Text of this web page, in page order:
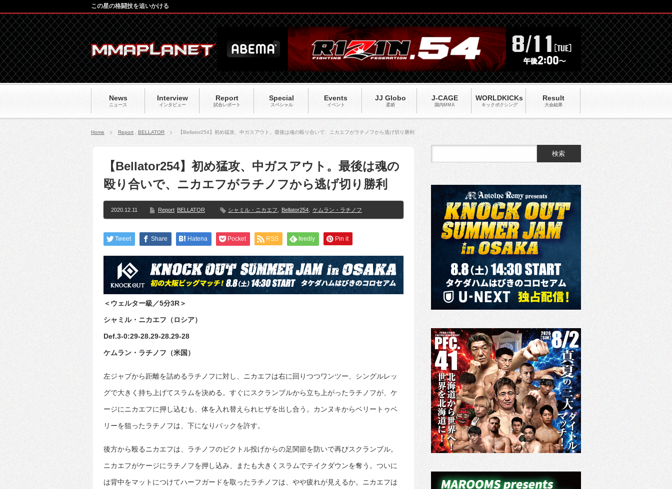
News
ニュース
Interview
インタビュー
Report
試合レポート
Special
スペシャル
Events
イベント
JJ Globo
柔術
J-CAGE
国内MMA
WORLDKICKs
キックポクシング
Result
大会結果
この星の格闘技を追いかける
Home Report BELLATOR 【Bellator254】初め猛攻、中ガスアウト。最後は魂の殴り合いで、ニカエフがラチノフから逃げ切り勝利
【Bellator254】初め猛攻、中ガスアウト。最後は魂の
殴り合いで、ニカエフがラチノフから逃げ切り勝利
2020.12.11 Report BELLATOR シャミル・ニカエフ Bellator254 ケムラン・ラチノフ
Tweet Share Hatena Pocket RSS feedly Pin it
＜ウェルター級／5分3R＞
シャミル・ニカエフ（ロシア）
Def.3-0:29-28.29-28.29-28
ケムラン・ラチノフ（米国）
左ジャブから距離を詰めるラチノフに対し、ニカエフは右に回りつつワンツー、シングルレッ
グで大きく持ち上げてスラムを決める。すぐにスクランブルから立ち上がったラチノフが、ケ
ージにニカエフに押し込むも、体を入れ替えられヒザを出し合う。カンヌキからベリートゥベ
リーを狙ったラチノフは、下になりバックを許す。
後方から殴るニカエフは、ラチノフのビクトル投げからの足関節を防いで再びスクランブル。
ニカエフがケージにラチノフを押し込み、またも大きくスラムでテイクダウンを奪う。ついに
は背中をマットにつけてハーフガードを取ったラチノフは、やや疲れが見えるか。ニカエフは